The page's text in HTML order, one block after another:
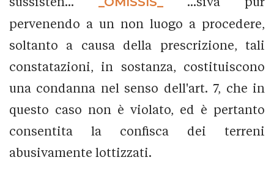
pervenendo a un non luogo a procedere,
soltanto a causa della prescrizione, tali
constatazioni, in sostanza, costituiscono
una condanna nel senso dell'art. 7, che in
questo caso non è violato, ed è pertanto
consentita la confisca dei terreni
abusivamente lottizzati.